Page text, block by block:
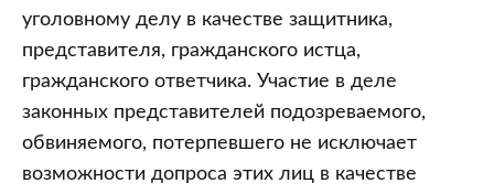
уголовному делу в качестве защитника,
представителя, гражданского истца,
гражданского ответчика. Участие в деле
законных представителей подозреваемого,
обвиняемого, потерпевшего не исключает
возможности допроса этих лиц в качестве